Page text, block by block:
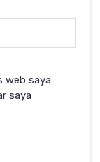
web saya
saya